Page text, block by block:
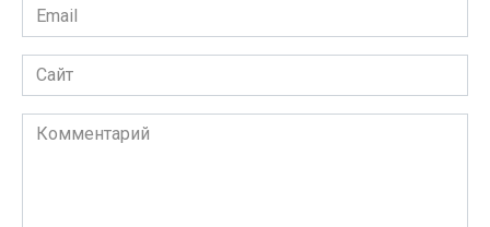
Email
*
Сайт
Комментарий